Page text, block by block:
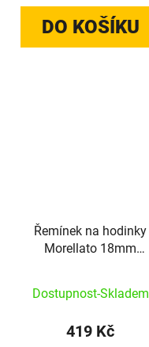
DO KOŠÍKU
Řemínek na hodinky
Morellato 18mm
Dostupnost-Skladem
419 Kč